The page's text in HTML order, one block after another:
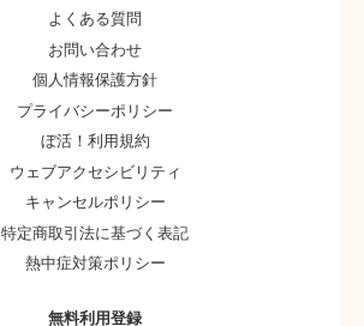
よくある質問
お問い合わせ
個人情報保護方針
プライバシーポリシー
ぼ活！利用規約
ウェブアクセシビリティ
キャンセルポリシー
特定商取引法に基づく表記
熱中症対策ポリシー
無料利用登録